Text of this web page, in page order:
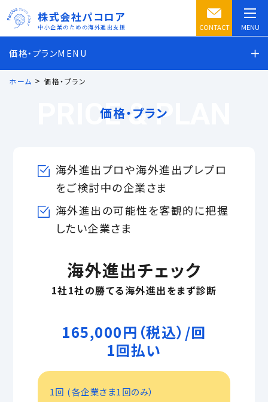
株式会社パコロア
中小企業のための海外進出支援 MENU
CONTACT
価格・プランMENU
ホーム >価格・プラン
価格・プラン
PRICE & PLAN
海外進出プロや海外進出プレプロ
をご検討中の企業さま
海外進出の可能性を客観的に把握
したい企業さま
海外進出チェック
1社1社の勝てる海外進出をまず診断
165,000円（税込）/回
1回払い
1回 (各企業さま1回のみ）